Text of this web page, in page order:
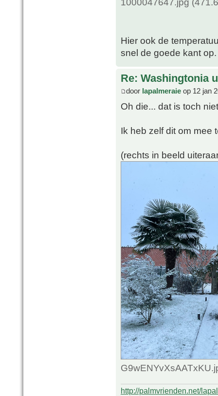
Hier ook de
snel de goede kant op.
Re: Washingtonia
door lapalmeraie op 12 jan
Oh die... dat is toch
Ik heb zelf dit om mee
(rechts in beeld
http://palmvrienden.net/